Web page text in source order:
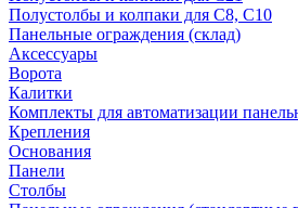
Полустолбы и колпаки для С8, С10
Панельные ограждения (склад)
Аксессуары
Ворота
Калитки
Комплекты для автоматизации
Крепления
Основания
Панели
Столбы